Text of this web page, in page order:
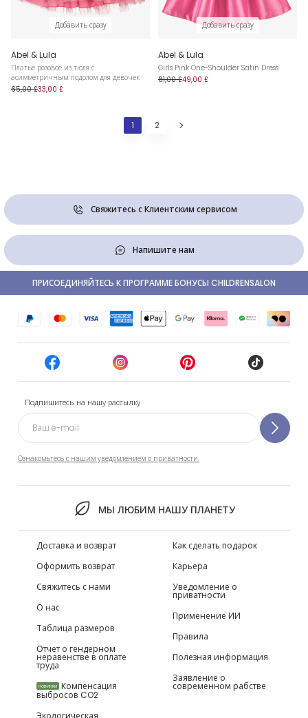
Добавить сразу
Abel & Lula
Платье розовое из тюля с
асимметричным подолом для девочек
65,00 £33,00 £
Добавить сразу
Abel & Lula
Girls Pink One-Shoulder Satin Dress
81,00 £49,00 £
1 2
Свяжитесь с Клиентским сервисом
Напишите нам
Подпишитесь на нашу рассылку
Ознакомьтесь с нашим уведомлением о приватности.
МЫ ЛЮБИМ НАШУ ПЛАНЕТУ
ПРИСОЕДИНЯЙТЕСЬ К ПРОГРАММЕ БОНУСЫ CHILDRENSALON
Доставка и возврат
Оформить возврат
Свяжитесь с нами
О нас
Таблица размеров
Отчет о гендерном
неравенстве в оплате
труда
НОВИНКИ Компенсация
выбросов CO2
Экологическая
Как сделать подарок
Карьера
Уведомление о
приватности
Применение ИИ
Правила
Полезная информация
Заявление о
современном рабстве